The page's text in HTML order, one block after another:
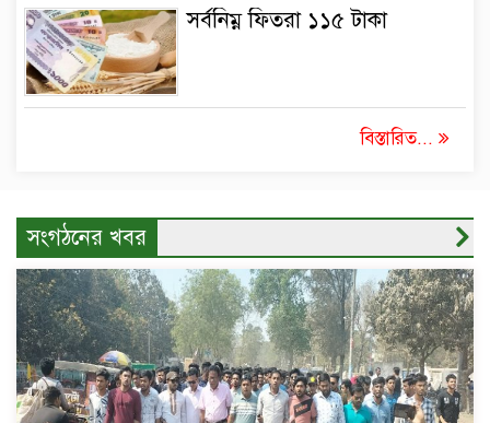
সর্বনিম্ন ফিতরা ১১৫ টাকা
বিস্তারিত...
সংগঠনের খবর